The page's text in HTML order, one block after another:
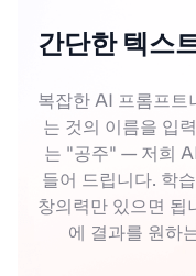
간단한 텍스
복잡한 AI 프롬프트
는 것의 이름을 입
는 "공주" — 저희
들어 드립니다. 학
창의력만 있으면 됩
에 결과를 원하